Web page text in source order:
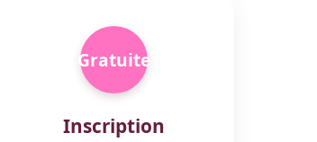
Gratuite
Inscription